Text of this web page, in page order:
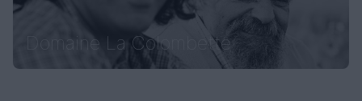
Domaine La Colombette